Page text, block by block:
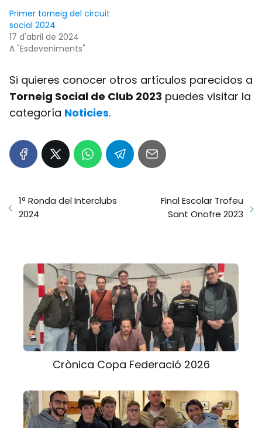
Primer torneig del circuit
social 2024
17 d'abril de 2024
A "Esdeveniments"
Si quieres conocer otros artículos parecidos a
Torneig Social de Club 2023 puedes visitar la
categoría Noticies.
1ª Ronda del Interclubs
2024
Final Escolar Trofeu
Sant Onofre 2023
Crònica Copa Federació 2026